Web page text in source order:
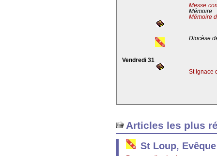
Messe
Mémoire
Mémoire
Diocèse
Vendredi 31
St Ignace
Articles les plus
St Loup,